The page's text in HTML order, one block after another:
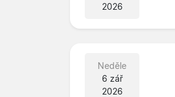
2026
Neděle
6 zář
2026